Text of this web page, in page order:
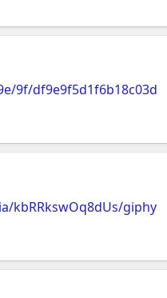
9f/df9e9f5d1f6b18c03d
kbRRkswOq8dUs/giphy